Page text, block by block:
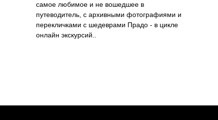
самое любимое и не вошедшее в
путеводитель, с архивными фотографиями и
перекличками с шедеврами Прадо - в цикле
онлайн экскурсий..